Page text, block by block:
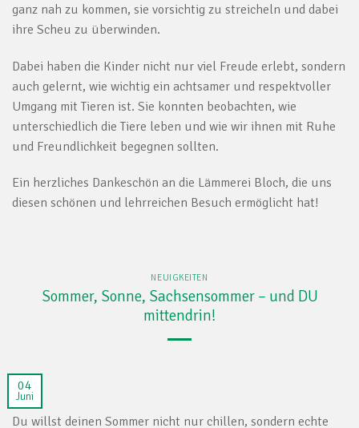
ganz nah zu kommen, sie vorsichtig zu streicheln und dabei
ihre Scheu zu überwinden.
Dabei haben die Kinder nicht nur viel Freude erlebt, sondern
auch gelernt, wie wichtig ein achtsamer und respektvoller
Umgang mit Tieren ist. Sie konnten beobachten, wie
unterschiedlich die Tiere leben und wie wir ihnen mit Ruhe
und Freundlichkeit begegnen sollten.
Ein herzliches Dankeschön an die Lämmerei Bloch, die uns
diesen schönen und lehrreichen Besuch ermöglicht hat!
NEUIGKEITEN
Sommer, Sonne, Sachsensommer – und DU
mittendrin!
04
Juni
Du willst deinen Sommer nicht nur chillen, sondern echte